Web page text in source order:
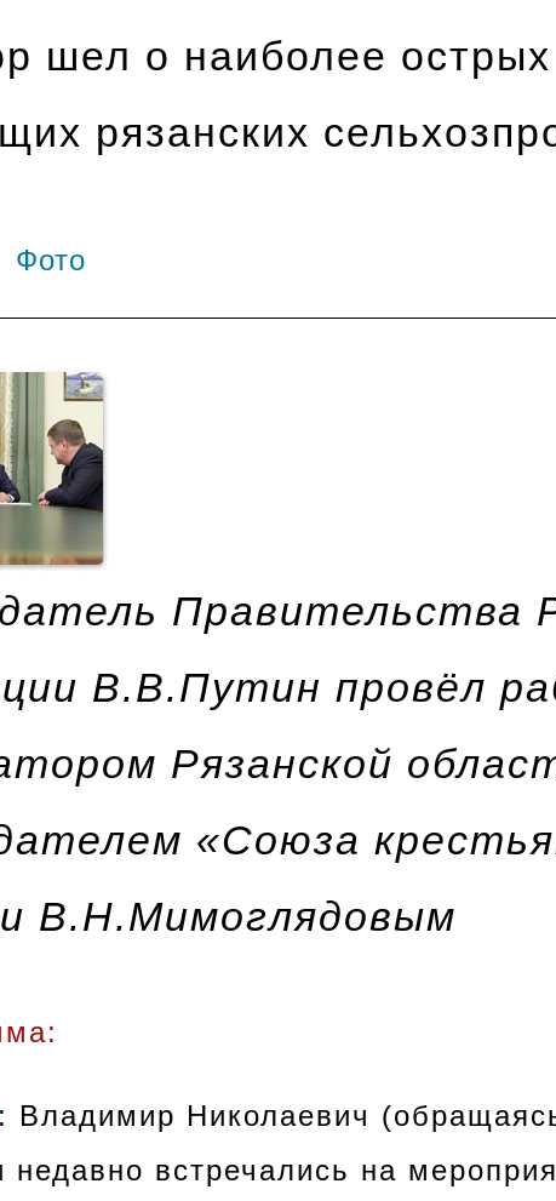
шел о наиболее
рязанских
Фото
Правительства
В.В.Путин провёл
Рязанской
«Союза
В.Н.Мимоглядовым
: Владимир Николаевич
встречались на